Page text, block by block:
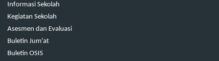
Informasi Sekolah
Kegiatan Sekolah
Asesmen dan Evaluasi
Buletin Jum'at
Buletin OSIS